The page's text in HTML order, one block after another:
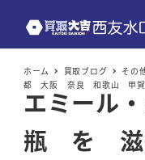
ホーム 買取ブログ その
都 大阪 奈良 和歌山 甲賀
エミール
瓶 を